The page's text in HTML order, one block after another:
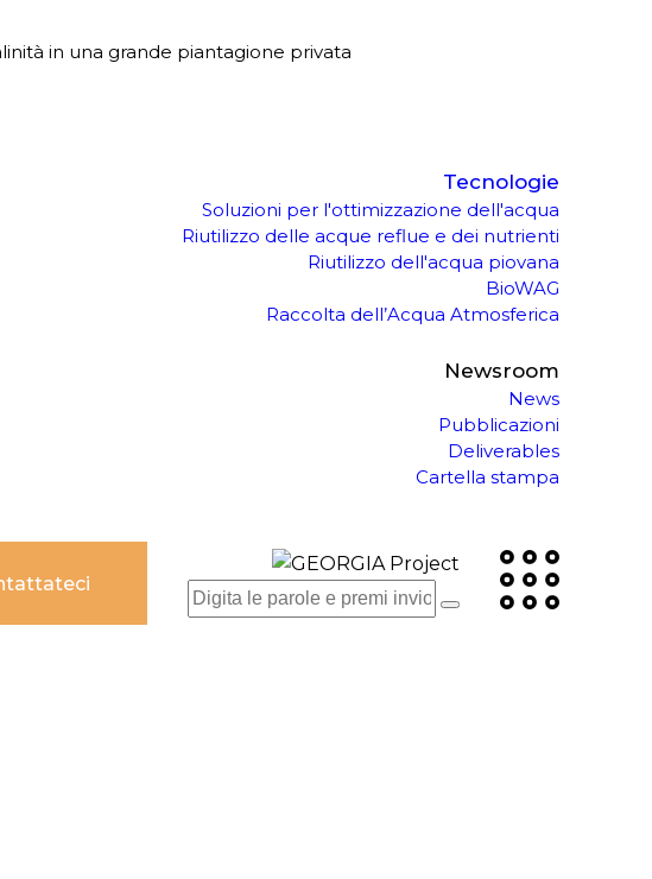
in una grande piantagione privata
Tecnologie
Soluzioni per l'ottimizzazione dell'acqua
Riutilizzo delle acque reflue e dei nutrienti
Riutilizzo dell'acqua piovana
BioWAG
Raccolta dell’Acqua Atmosferica
Newsroom
News
Pubblicazioni
Deliverables
Cartella stampa